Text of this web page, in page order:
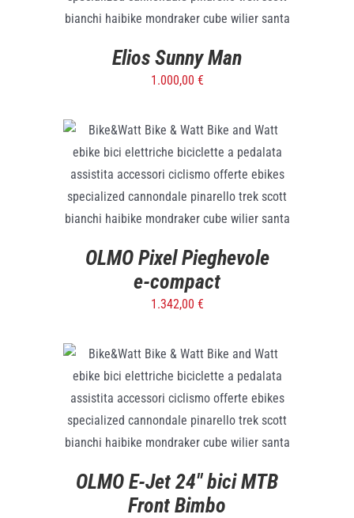
Elios Sunny Man
1.000,00 €
SELECT OPTIONS / DETTAGLI
OLMO Pixel Pieghevole
e-compact
1.342,00 €
SELECT OPTIONS / DETTAGLI
OLMO E-Jet 24″ bici MTB
Front Bimbo